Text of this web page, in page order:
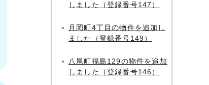
しました（登録番号147）
月岡町4丁目の物件を追加し
ました（登録番号149）
八尾町福島129の物件を追加
しました（登録番号146）